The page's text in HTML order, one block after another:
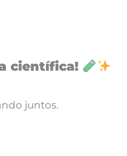
científica!
juntos.